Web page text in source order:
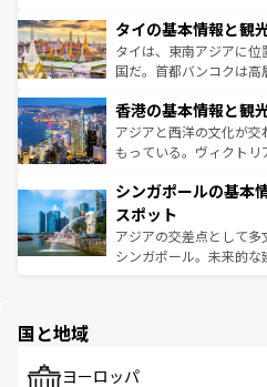
わって
覧 を参照してほしい。
急速な発展と共に伝統が
ーチミン市のフランス統
醸し出している。また
とつ。フォーやバインミ
ひ現地で味わいたい。
が旅行者を迎えてくれ
参照してほしい。
タイの基本情報と観
タイは、東南アジアに位
国だ。首都バンコクは
の活気が交差している。
帯で自然と触れ合い、
いビーチでリゾート気
激する。気候は一年中温
が待っている。親しみや
た文化、そして多様な
ける。 なお、新着の
香港の基本情報と観
アジアと西洋の文化が
もっている。ヴィクト
み、どこを訪れても感動
ており、効率よく見どこ
うな絶景から文化的な
そう。 なお、新着の香
シンガポールの基本
スポット
アジアの交差点として
シンガポール。未来的
で、ホーカーズは地元の
国と地域
ヨーロッパ